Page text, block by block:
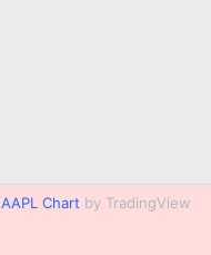
AAPL Chart by TradingView